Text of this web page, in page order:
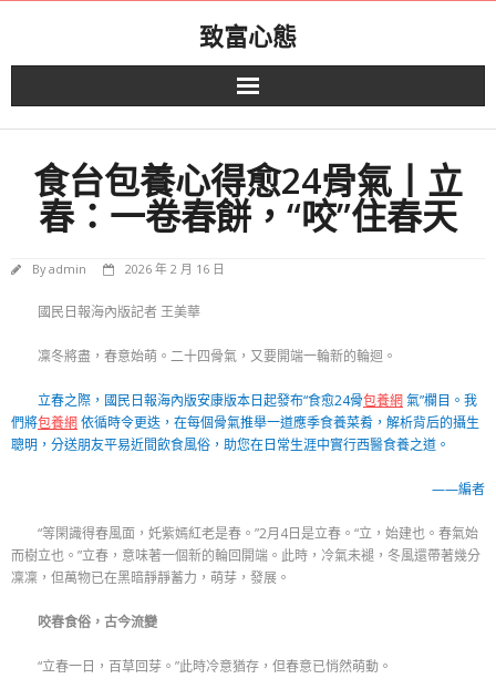
致富心態
食台包養心得愈24骨氣丨立
春：一卷春餅，“咬”住春天
Byadmin 2026 年 2 月 16 日
國民日報海內版記者 王美華
凜冬將盡，春意始萌。二十四骨氣，又要開端一輪新的輪迴。
立春之際，國民日報海內版安康版本日起發布“食愈24骨包養網氣”欄目。我
們將包養網依循時令更迭，在每個骨氣推舉一道應季食養菜肴，解析背后的攝生
聰明，分送朋友平易近間飲食風俗，助您在日常生涯中實行西醫食養之道。
——編者
“等閑識得春風面，奼紫嫣紅老是春。”2月4日是立春。“立，始建也。春氣始
而樹立也。”立春，意味著一個新的輪回開端。此時，冷氣未褪，冬風還帶著幾分
凜凜，但萬物已在黑暗靜靜蓄力，萌芽，發展。
咬春食俗，古今流變
“立春一日，百草回芽。”此時冷意猶存，但春意已悄然萌動。